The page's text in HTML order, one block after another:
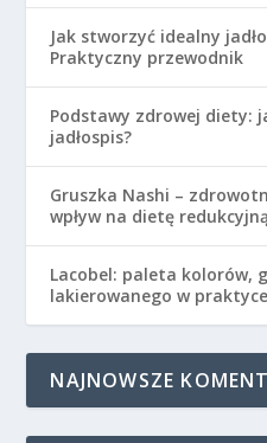
Jak stworzyć idealny
Praktyczny przewodnik
Podstawy zdrowej diety:
jadłospis?
Gruszka Nashi –
wpływ na dietę redukcyjną
Lacobel: paleta kolorów,
lakierowanego w praktyce
NAJNOWSZE